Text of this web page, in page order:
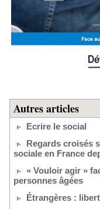
Autres articles
Ecrire le social
Regards croisés
sociale en France
« Vouloir agir »
personnes âgées
Étrangères :